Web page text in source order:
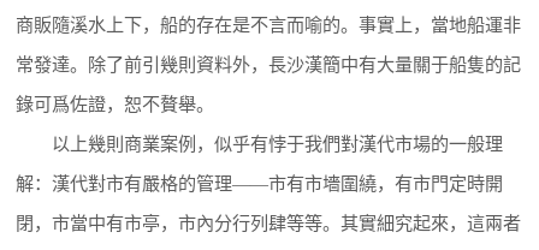
商販隨溪水上下，船的存在是不言而喻的。事實上，當地船運非
常發達。除了前引幾則資料外，長沙漢簡中有大量關于船隻的記
錄可爲佐證，恕不贅舉。
以上幾則商業案例，似乎有悖于我們對漢代市場的一般理
解：漢代對市有嚴格的管理——市有市墻圍繞，有市門定時開
閉，市當中有市亭，市內分行列肆等等。其實細究起來，這兩者